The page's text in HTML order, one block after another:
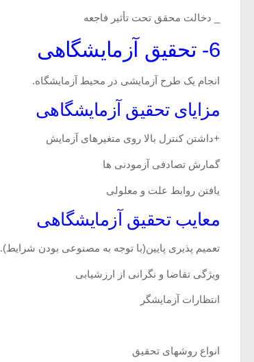
_ دخالت محقق تحت تأثیر فاجعه
6- تحقیق آزمایشگاهی
انجام یک طرح آزمایشی در محیط آزمایشگاه.
مزایای تحقیق آزمایشگاهی
+داشتن کنترل بالا روی متغیرهای آزمایش
گمارش تصادفی آزمودنی ها
یافتن روابط علت و معلولی
معایب تحقیق آزمایشگاهی
تعمیم پذیری پایین(با توجه به مصنوعی بودن شرایط).
ویژگی تقاضا و نگرانی از ارزشیابی
انتظارات آزمایشگر
انواع روشهای تحقیق